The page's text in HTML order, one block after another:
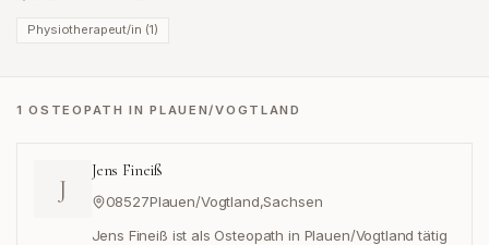
Physiotherapeut/in (1)
1 OSTEOPATH IN PLAUEN/VOGTLAND
J
Jens Fineiß
08527Plauen/Vogtland,Sachsen
Jens Fineiß ist als Osteopath in Plauen/Vogtland tätig